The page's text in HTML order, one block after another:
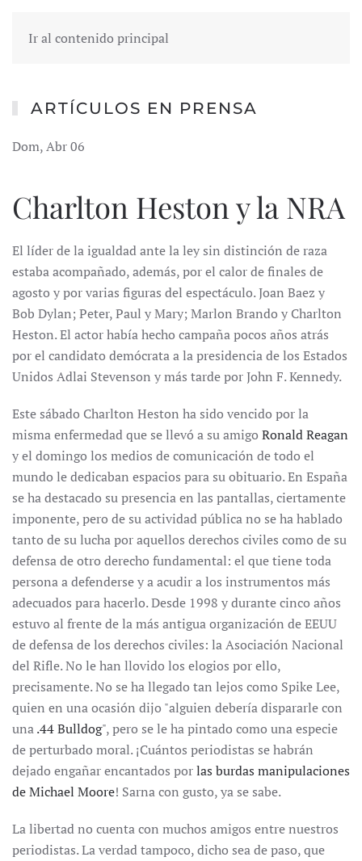
Ir al contenido principal
ARTÍCULOS EN PRENSA
Dom, Abr 06
Charlton Heston y la NRA
El líder de la igualdad ante la ley sin distinción de raza
estaba acompañado, además, por el calor de finales de
agosto y por varias figuras del espectáculo. Joan Baez y
Bob Dylan; Peter, Paul y Mary; Marlon Brando y Charlton
Heston. El actor había hecho campaña pocos años atrás
por el candidato demócrata a la presidencia de los Estados
Unidos Adlai Stevenson y más tarde por John F. Kennedy.
Este sábado Charlton Heston ha sido vencido por la
misma enfermedad que se llevó a su amigo Ronald Reagan
y el domingo los medios de comunicación de todo el
mundo le dedicaban espacios para su obituario. En España
se ha destacado su presencia en las pantallas, ciertamente
imponente, pero de su actividad pública no se ha hablado
tanto de su lucha por aquellos derechos civiles como de su
defensa de otro derecho fundamental: el que tiene toda
persona a defenderse y a acudir a los instrumentos más
adecuados para hacerlo. Desde 1998 y durante cinco años
estuvo al frente de la más antigua organización de EEUU
de defensa de los derechos civiles: la Asociación Nacional
del Rifle. No le han llovido los elogios por ello,
precisamente. No se ha llegado tan lejos como Spike Lee,
quien en una ocasión dijo "alguien debería dispararle con
una.44 Bulldog", pero se le ha pintado como una especie
de perturbado moral. ¡Cuántos periodistas se habrán
dejado engañar encantados porlas burdas manipulaciones
de Michael Moore! Sarna con gusto, ya se sabe.
La libertad no cuenta con muchos amigos entre nuestros
periodistas. La verdad tampoco, dicho sea de paso, que